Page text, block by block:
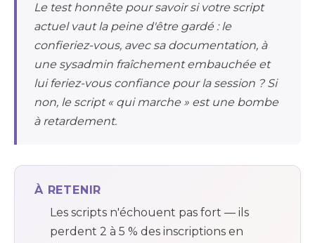
Le test honnête pour savoir si votre script
actuel vaut la peine d'être gardé : le
confieriez-vous, avec sa documentation, à
une sysadmin fraîchement embauchée et
lui feriez-vous confiance pour la session ? Si
non, le script « qui marche » est une bombe
à retardement.
À RETENIR
Les scripts n'échouent pas fort — ils
perdent 2 à 5 % des inscriptions en